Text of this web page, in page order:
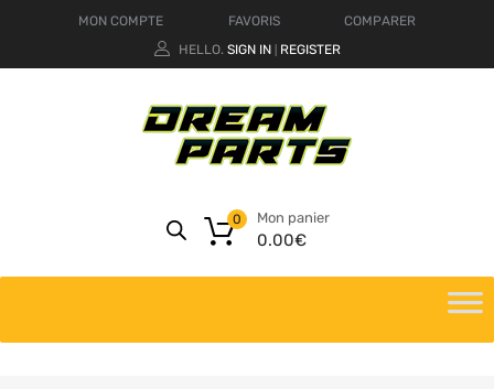
MON COMPTE FAVORIS
COMPARER
HELLO. SIGN IN REGISTER
Mon panier
0.00€
0